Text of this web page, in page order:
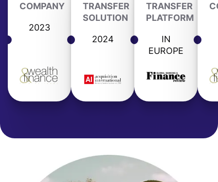
COMPANY
2023
TRANSFER
SOLUTION
2024
TRANSFER
PLATFORM
IN
EUROPE